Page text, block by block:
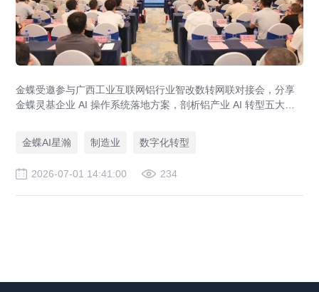
金蝶受邀参与广西工业互联网铝行业智改数转网联对接会，分享
金蝶灵基企业 AI 操作系统落地方案，剖析铝产业 AI 转型五大趋
级。
金蝶AI星瀚 制造业 数字化转型
2026-07-01 14:41:00 234